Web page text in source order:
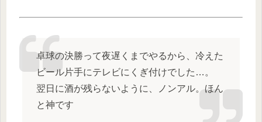
卓球の決勝って夜遅くまでやるから、冷えた
ビール片手にテレビにくぎ付けでした…。
翌日に酒が残らないように、ノンアル。ほん
と神です